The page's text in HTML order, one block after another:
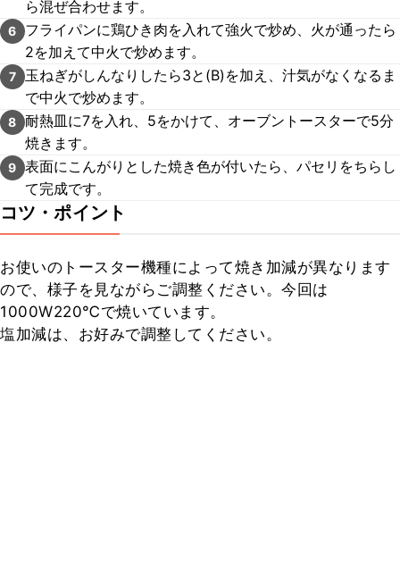
ら混ぜ合わせます。
6
フライパンに鶏ひき肉を入れて強火で炒め、火が通ったら
2を加えて中火で炒めます。
7
玉ねぎがしんなりしたら3と(B)を加え、汁気がなくなるま
で中火で炒めます。
8 耐熱皿に7を入れ、5をかけて、オーブントースターで5分
焼きます。
9 表面にこんがりとした焼き色が付いたら、パセリをちらし
て完成です。
コツ・ポイント
お使いのトースター機種によって焼き加減が異なります
ので、様子を見ながらご調整ください。今回は
1000W220℃で焼いています。
塩加減は、お好みで調整してください。